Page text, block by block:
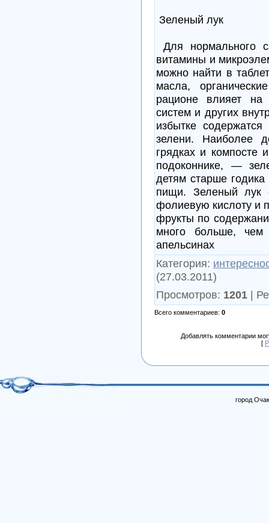
Зеленый лук
Для нормального
витамины и
можно найти в
масла,
рационе влияет на
систем и других
избытке
зелени. Наиболее
грядках и компосте
подоконнике, —
детям старше
пищи. Зеленый лук
фолиевую кислоту и
фрукты по
много больше,
апельсинах
Категория:
(27.03.2011)
Просмотров: 1201 |
Всего комментариев: 0
Добавлять комментарии
[
город